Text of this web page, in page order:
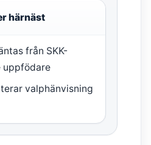
härnäst
från SKK-
uppfödare
valphänvisning